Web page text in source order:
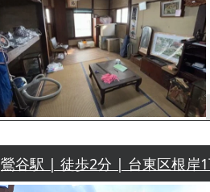
鶯谷駅 | 徒歩2分 | 台東区根岸1